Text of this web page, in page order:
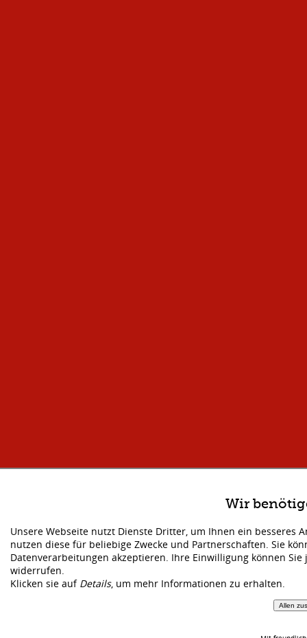
Wir
Unsere Webseite nutzt Dienste Dritter, um Ihnen ein besseres
nutzen diese für beliebige Zwecke und Partnerschaften. Sie
Datenverarbeitungen akzeptieren. Ihre Einwilligung können
widerrufen.
Klicken sie auf Details, um mehr Informationen zu erhalten.
Allen